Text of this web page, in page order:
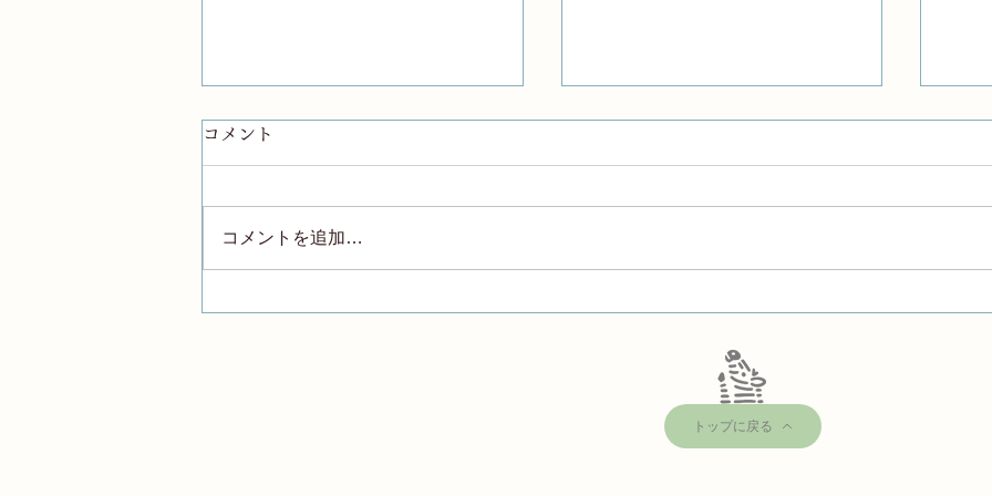
カップルに関するご利用につ
北村カウンセラーの新著「ポ
リフォニーの心理学的可能
鈴木
コメント
コメントを追加…
トップに戻る